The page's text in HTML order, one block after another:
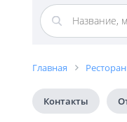
Главная
Контакты